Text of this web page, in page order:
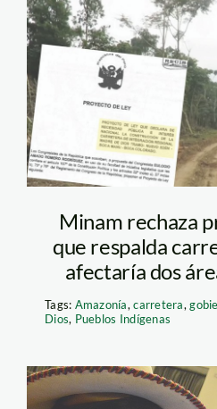
proyecto de
Minam rechaza
que respalda
afectaría dos
Tags: Amazonía,carretera,
Dios, Pueblos Indígenas